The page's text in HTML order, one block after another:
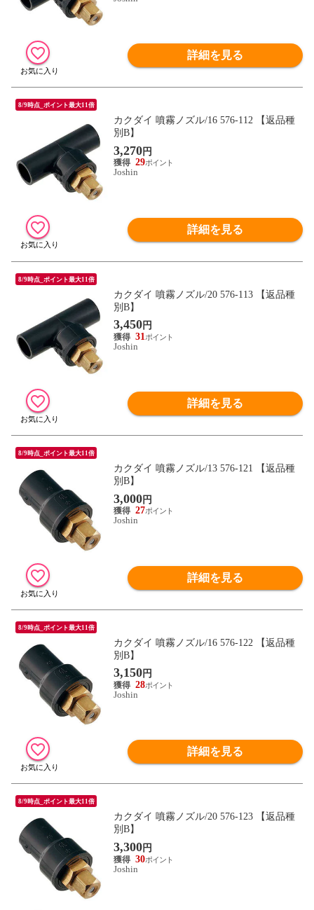
詳細を見る
8/9時点_ポイント最大11倍
カクダイ 噴霧ノズル/16 576-112 【返品種
別B】
3,270円
29
Joshin
詳細を見る
8/9時点_ポイント最大11倍
カクダイ 噴霧ノズル/20 576-113 【返品種
別B】
3,450円
31
Joshin
詳細を見る
8/9時点_ポイント最大11倍
カクダイ 噴霧ノズル/13 576-121 【返品種
別B】
3,000円
27
Joshin
詳細を見る
8/9時点_ポイント最大11倍
カクダイ 噴霧ノズル/16 576-122 【返品種
別B】
3,150円
28
Joshin
詳細を見る
8/9時点_ポイント最大11倍
カクダイ 噴霧ノズル/20 576-123 【返品種
別B】
3,300円
30
Joshin